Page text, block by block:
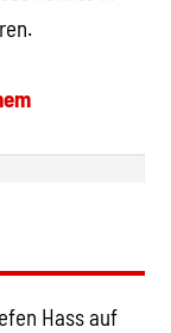
Hass auf